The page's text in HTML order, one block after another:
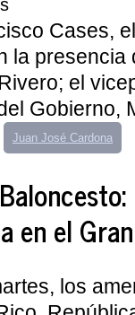
Cases,
la presencia
el
Gobierno,
Juan José Cardona
en el
los